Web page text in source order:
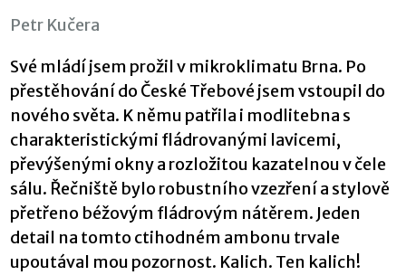
Petr Kučera
Své mládí jsem prožil v mikroklimatu Brna. Po
přestěhování do České Třebové jsem vstoupil do
nového světa. K němu patřila i modlitebna s
charakteristickými fládrovanými lavicemi,
převýšenými okny a rozložitou kazatelnou v čele
sálu. Řečniště bylo robustního vzezření a stylově
přetřeno béžovým fládrovým nátěrem. Jeden
detail na tomto ctihodném ambonu trvale
upoutával mou pozornost. Kalich. Ten kalich!